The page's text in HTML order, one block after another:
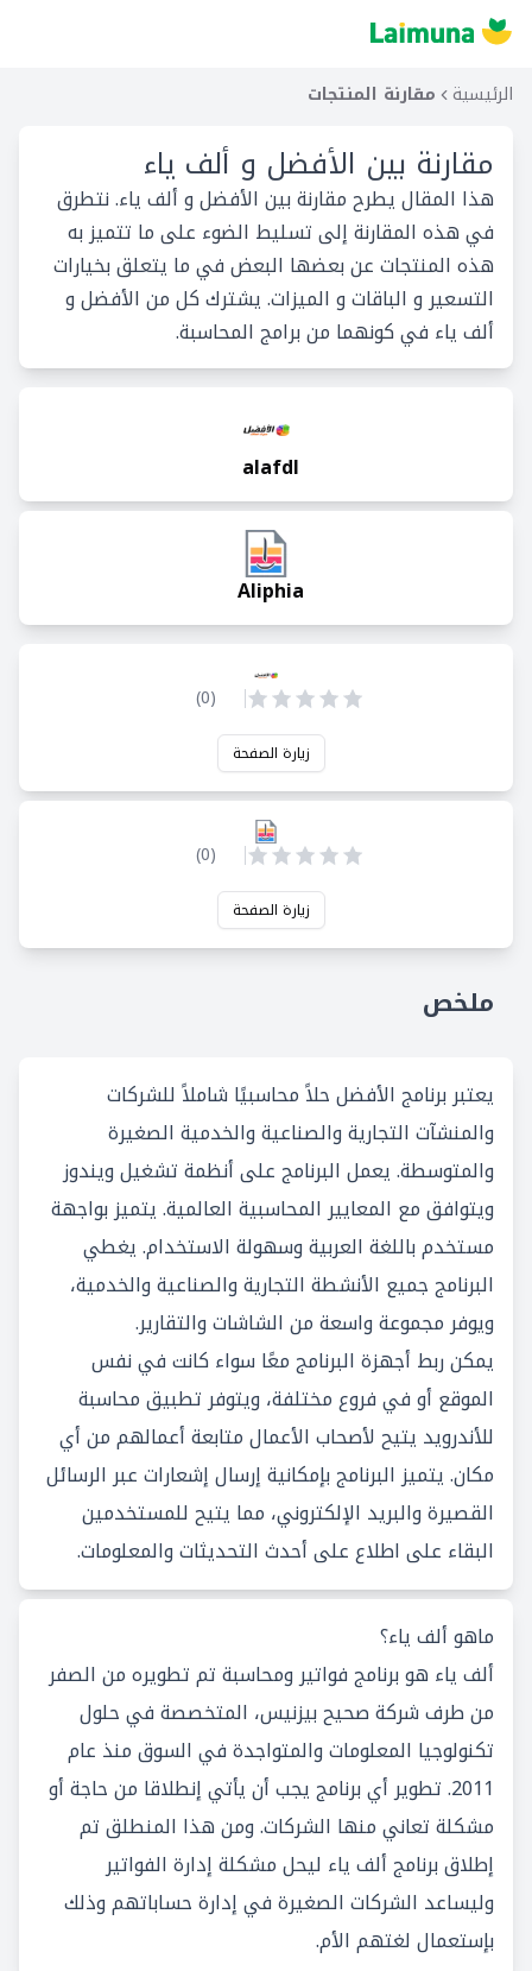
الرئيسية مقارنة المنتجات
مقارنة بين الأفضل و ألف ياء
هذا المقال يطرح مقارنة بين الأفضل و ألف ياء. نتطرق
في هذه المقارنة إلى تسليط الضوء على ما تتميز به
هذه المنتجات عن بعضها البعض في ما يتعلق بخيارات
التسعير و الباقات و الميزات. يشترك كل من الأفضل و
ألف ياء في كونهما من برامج المحاسبة.
alafdl
Aliphia
(
0
)
زيارة الصفحة
(
0
)
زيارة الصفحة
ملخص
يعتبر برنامج الأفضل حلاً محاسبيًا شاملاً للشركات
والمنشآت التجارية والصناعية والخدمية الصغيرة
والمتوسطة. يعمل البرنامج على أنظمة تشغيل ويندوز
ويتوافق مع المعايير المحاسبية العالمية. يتميز بواجهة
مستخدم باللغة العربية وسهولة الاستخدام. يغطي
البرنامج جميع الأنشطة التجارية والصناعية والخدمية،
ويوفر مجموعة واسعة من الشاشات والتقارير.
يمكن ربط أجهزة البرنامج معًا سواء كانت في نفس
الموقع أو في فروع مختلفة، ويتوفر تطبيق محاسبة
للأندرويد يتيح لأصحاب الأعمال متابعة أعمالهم من أي
مكان. يتميز البرنامج بإمكانية إرسال إشعارات عبر الرسائل
القصيرة والبريد الإلكتروني، مما يتيح للمستخدمين
البقاء على اطلاع على أحدث التحديثات والمعلومات.
ماهو ألف ياء؟
ألف ياء هو برنامج فواتير ومحاسبة تم تطويره من الصفر
من طرف شركة صحيح بيزنيس، المتخصصة في حلول
تكنولوجيا المعلومات والمتواجدة في السوق منذ عام
2011. تطوير أي برنامج يجب أن يأتي إنطلاقا من حاجة أو
مشكلة تعاني منها الشركات. ومن هذا المنطلق تم
إطلاق برنامج ألف ياء ليحل مشكلة إدارة الفواتير
وليساعد الشركات الصغيرة في إدارة حساباتهم وذلك
بإستعمال لغتهم الأم.